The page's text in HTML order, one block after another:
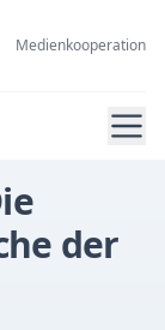
Medienkooperation
der